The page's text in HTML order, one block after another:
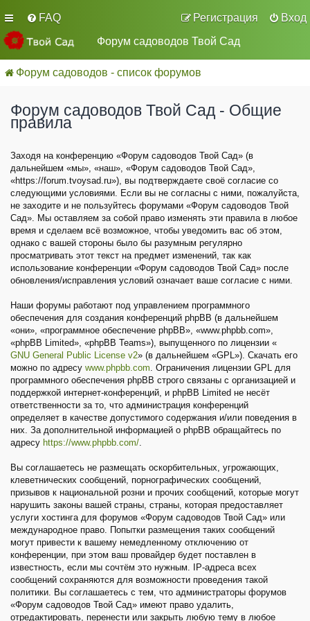
FAQ Вход
Регистрация
Форум садоводов Твой Сад
Форум садоводов - список форумов
Форум садоводов Твой Сад - Общие
правила
Заходя на конференцию «Форум садоводов Твой Сад» (в
дальнейшем «мы», «наш», «Форум садоводов Твой Сад»,
«https://forum.tvoysad.ru»), вы подтверждаете своё согласие со
следующими условиями. Если вы не согласны с ними, пожалуйста,
не заходите и не пользуйтесь форумами «Форум садоводов Твой
Сад». Мы оставляем за собой право изменять эти правила в любое
время и сделаем всё возможное, чтобы уведомить вас об этом,
однако с вашей стороны было бы разумным регулярно
просматривать этот текст на предмет изменений, так как
использование конференции «Форум садоводов Твой Сад» после
обновления/исправления условий означает ваше согласие с ними.
Наши форумы работают под управлением программного
обеспечения для создания конференций phpBB (в дальнейшем
«они», «программное обеспечение phpBB», «www.phpbb.com»,
«phpBB Limited», «phpBB Teams»), выпущенного по лицензии «
GNU General Public License v2» (в дальнейшем «GPL»). Скачать его
можно по адресу www.phpbb.com. Ограничения лицензии GPL для
программного обеспечения phpBB строго связаны с организацией и
поддержкой интернет-конференций, и phpBB Limited не несёт
ответственности за то, что администрация конференций
определяет в качестве допустимого содержания и/или поведения в
них. За дополнительной информацией о phpBB обращайтесь по
адресу https://www.phpbb.com/.
Вы соглашаетесь не размещать оскорбительных, угрожающих,
клеветнических сообщений, порнографических сообщений,
призывов к национальной розни и прочих сообщений, которые могут
нарушить законы вашей страны, страны, которая предоставляет
услуги хостинга для форумов «Форум садоводов Твой Сад» или
международное право. Попытки размещения таких сообщений
могут привести к вашему немедленному отключению от
конференции, при этом ваш провайдер будет поставлен в
известность, если мы сочтём это нужным. IP-адреса всех
сообщений сохраняются для возможности проведения такой
политики. Вы соглашаетесь с тем, что администраторы форумов
«Форум садоводов Твой Сад» имеют право удалить,
отредактировать, перенести или закрыть любую тему в любое